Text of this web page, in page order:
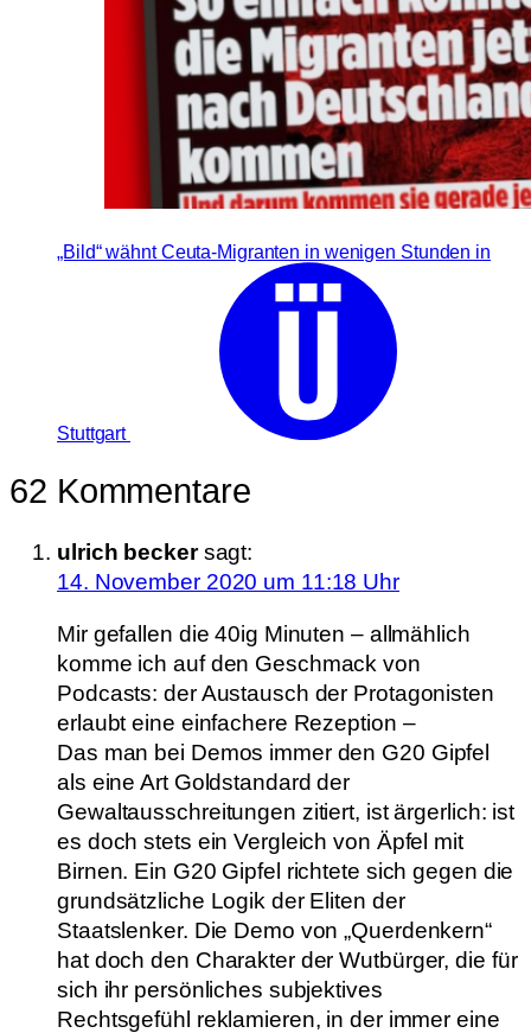
„Bild“ wähnt Ceuta-Migranten in wenigen Stunden in
Stuttgart
62 Kommentare
ulrich becker sagt:
14. November 2020 um 11:18 Uhr
Mir gefallen die 40ig Minuten – allmählich
komme ich auf den Geschmack von
Podcasts: der Austausch der Protagonisten
erlaubt eine einfachere Rezeption –
Das man bei Demos immer den G20 Gipfel
als eine Art Goldstandard der
Gewaltausschreitungen zitiert, ist ärgerlich: ist
es doch stets ein Vergleich von Äpfel mit
Birnen. Ein G20 Gipfel richtete sich gegen die
grundsätzliche Logik der Eliten der
Staatslenker. Die Demo von „Querdenkern“
hat doch den Charakter der Wutbürger, die für
sich ihr persönliches subjektives
Rechtsgefühl reklamieren, in der immer eine